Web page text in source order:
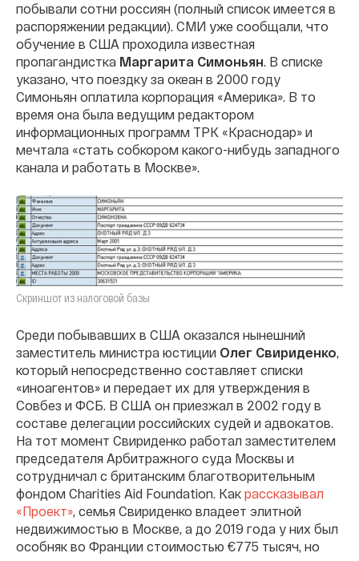
побывали сотни россиян (полный список имеется в
распоряжении редакции). СМИ уже сообщали, что
обучение в США проходила известная
пропагандистка Маргарита Симоньян. В списке
указано, что поездку за океан в 2000 году
Симоньян оплатила корпорация «Америка». В то
время она была ведущим редактором
информационных программ ТРК «Краснодар» и
мечтала «стать собкором какого-нибудь западного
канала и работать в Москве».
Скриншот из налоговой базы
Среди побывавших в США оказался нынешний
заместитель министра юстиции Олег Свириденко,
который непосредственно составляет списки
«иноагентов» и передает их для утверждения в
Совбез и ФСБ. В США он приезжал в 2002 году в
составе делегации российских судей и адвокатов.
На тот момент Свириденко работал заместителем
председателя Арбитражного суда Москвы и
сотрудничал с британским благотворительным
фондом Charities Aid Foundation. Как рассказывал
«Проект», семья Свириденко владеет элитной
недвижимостью в Москве, а до 2019 года у них был
особняк во Франции стоимостью €775 тысяч, но